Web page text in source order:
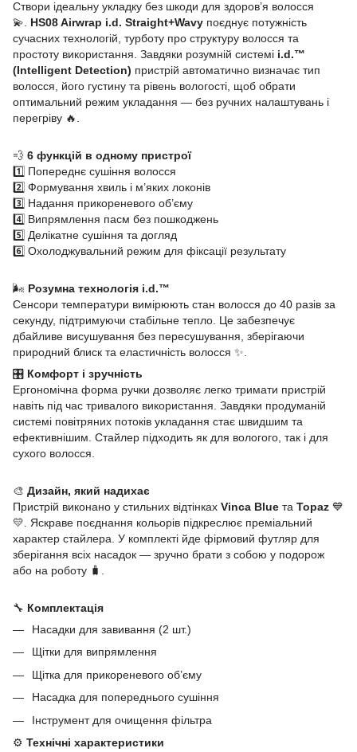
Створи ідеальну укладку без шкоди для здоров’я волосся
💫. HS08 Airwrap i.d. Straight+Wavy поєднує потужність
сучасних технологій, турботу про структуру волосся та
простоту використання. Завдяки розумній системі i.d.™
(Intelligent Detection) пристрій автоматично визначає тип
волосся, його густину та рівень вологості, щоб обрати
оптимальний режим укладання — без ручних налаштувань і
перегріву 🔥.
💨 6 функцій в одному пристрої
1️⃣ Попереднє сушіння волосся
2️⃣ Формування хвиль і м’яких локонів
3️⃣ Надання прикореневого об’єму
4️⃣ Випрямлення пасм без пошкоджень
5️⃣ Делікатне сушіння та догляд
6️⃣ Охолоджувальний режим для фіксації результату
🌬️ Розумна технологія i.d.™
Сенсори температури вимірюють стан волосся до 40 разів за
секунду, підтримуючи стабільне тепло. Це забезпечує
дбайливе висушування без пересушування, зберігаючи
природний блиск та еластичність волосся ✨.
🎛️ Комфорт і зручність
Ергономічна форма ручки дозволяє легко тримати пристрій
навіть під час тривалого використання. Завдяки продуманій
системі повітряних потоків укладання стає швидшим та
ефективнішим. Стайлер підходить як для вологого, так і для
сухого волосся.
🎨 Дизайн, який надихає
Пристрій виконано у стильних відтінках Vinca Blue та Topaz 💙
💛. Яскраве поєднання кольорів підкреслює преміальний
характер стайлера. У комплекті йде фірмовий футляр для
зберігання всіх насадок — зручно брати з собою у подорож
або на роботу 🧳.
🔧 Комплектація
Насадки для завивання (2 шт.)
Щітки для випрямлення
Щітка для прикореневого об’єму
Насадка для попереднього сушіння
Інструмент для очищення фільтра
⚙️ Технічні характеристики